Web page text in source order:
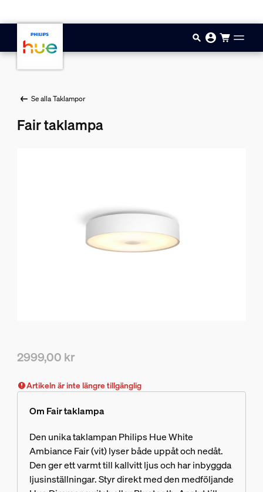
Se alla Taklampor
Fair taklampa
2999,00 kr
Artikeln är inte längre tillgänglig
Om Fair taklampa
Den unika taklampan Philips Hue White
Ambiance Fair (vit) lyser både uppåt och nedåt.
Den ger ett varmt till kallvitt ljus och har inbyggda
ljusinställningar. Styr direkt med den medföljande